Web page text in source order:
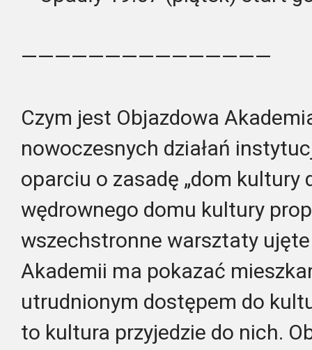
———————————————
Czym jest Objazdowa
nowoczesnych działań
oparciu o zasadę „dom kultury
wędrownego domu kultury
wszechstronne warsztaty
Akademii ma pokazać
utrudnionym dostępem do
to kultura przyjedzie do nich.